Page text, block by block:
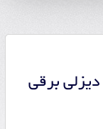
دیزلی برقی